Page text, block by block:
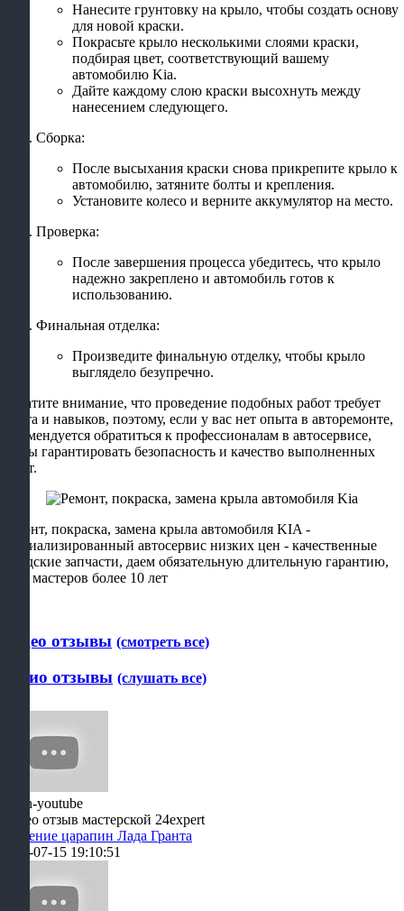
Нанесите грунтовку на крыло, чтобы создать основу
для новой краски.
Покрасьте крыло несколькими слоями краски,
подбирая цвет, соответствующий вашему
автомобилю Kia.
Дайте каждому слою краски высохнуть между
нанесением следующего.
Сборка:
После высыхания краски снова прикрепите крыло к
автомобилю, затяните болты и крепления.
Установите колесо и верните аккумулятор на место.
Проверка:
После завершения процесса убедитесь, что крыло
надежно закреплено и автомобиль готов к
использованию.
Финальная отделка:
Произведите финальную отделку, чтобы крыло
выглядело безупречно.
Обратите внимание, что проведение подобных работ требует
опыта и навыков, поэтому, если у вас нет опыта в авторемонте,
рекомендуется обратиться к профессионалам в автосервисе,
чтобы гарантировать безопасность и качество выполненных
работ.
Ремонт, покраска, замена крыла автомобиля KIA -
специализированный автосервис низких цен - качественные
заводские запчасти, даем обязательную длительную гарантию,
стаж мастеров более 10 лет
Видео отзывы (смотреть все)
Аудио отзывы (слушать все)
Видео отзыв мастерской 24expert
Удаление царапин Лада Гранта
2021-07-15 19:10:51